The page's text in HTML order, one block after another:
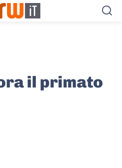
il primato